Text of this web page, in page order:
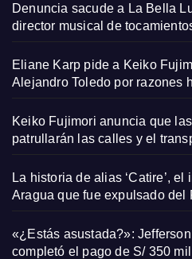
Denuncia sacude a La Bella
director musical de
Eliane Karp pide a Keiko
Alejandro Toledo por razones
Keiko Fujimori anuncia que
patrullarán las calles y el
La historia de alias ‘Catire’,
Aragua que fue expulsado del
«¿Estás asustada?»:
completó el pago de S/ 350